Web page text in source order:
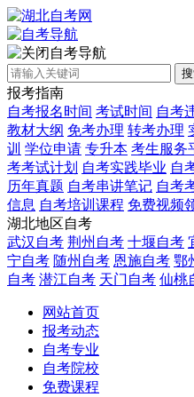
自考导航
报考指南
自考报名时间 考试时间 自考
教材大纲 免考办理 转考办理
训 学位申请 专升本 考生服务
考考试计划 自考实践毕业 自
历年真题 自考串讲笔记 自考
信息 自考培训课程 免费视频
湖北地区自考
武汉自考 荆州自考 十堰自考
宁自考 随州自考 恩施自考 鄂
自考 潜江自考 天门自考 仙桃
网站首页
报考动态
自考专业
自考院校
免费课程